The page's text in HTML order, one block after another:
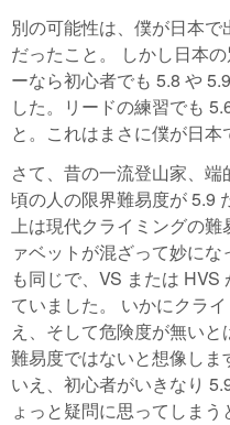
別の可能性は、僕が日本
だったこと。 しかし日本
ーなら初心者でも 5.8 や
した。リードの練習でも
と。これはまさに僕が日本
さて、昔の一流登山家、
頃の人の限界難易度が 5.9
上は現代クライミングの難
ァベットが混ざって妙に
も同じで、VS または
ていました。 いかにクラ
え、そして危険度が無い
難易度ではないと想像し
いえ、初心者がいきなり
ょっと疑問に思ってしまう